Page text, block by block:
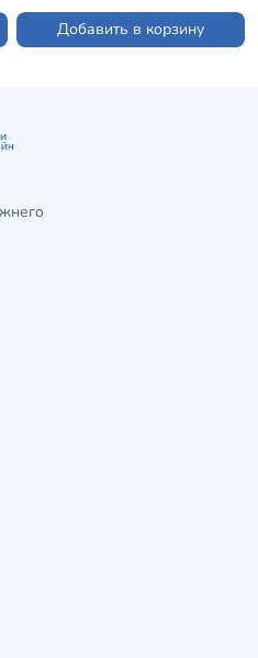
Добавить в корзину